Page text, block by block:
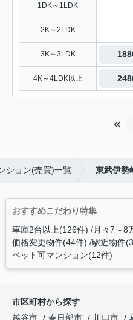
1DK～1LDK
2K～2LDK
3K～3LDK
4K～4LDK以上
ション(売買)一覧 東武伊勢
おすすめこだわり特集
車庫2台以上(126件) 月々7～8
価格変更物件(44件) 駅近物件
ペット可マンション(12件)
市区町村から探す
越谷市
春日部市 川口市